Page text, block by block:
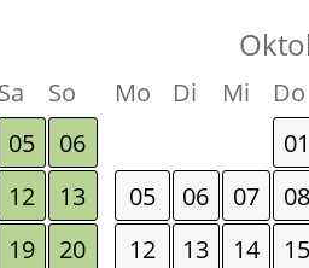
Sa
So
05
06
12
13
19
20
Mo Di Mi Do
01
05
06 07 08
12
13 14 15